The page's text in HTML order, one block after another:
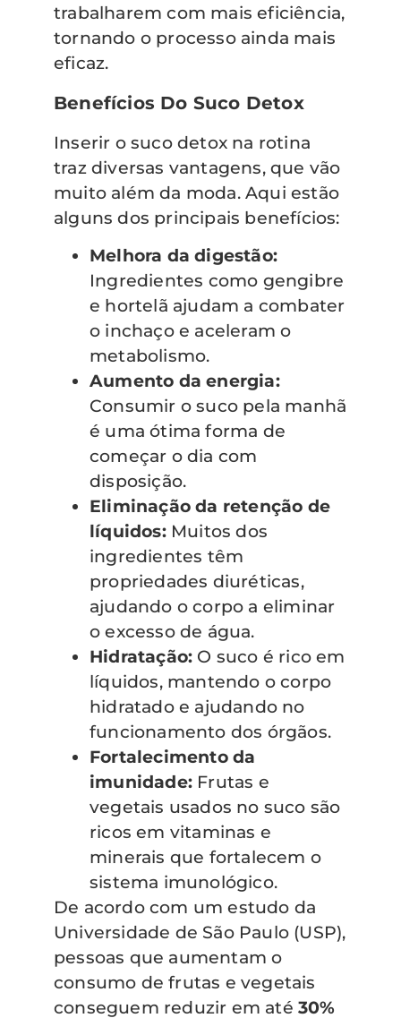
trabalharem com mais eficiência,
tornando o processo ainda mais
eficaz.
Benefícios Do Suco Detox
Inserir o suco detox na rotina
traz diversas vantagens, que vão
muito além da moda. Aqui estão
alguns dos principais benefícios:
Melhora da digestão:
Ingredientes como gengibre
e hortelã ajudam a combater
o inchaço e aceleram o
metabolismo.
Aumento da energia:
Consumir o suco pela manhã
é uma ótima forma de
começar o dia com
disposição.
Eliminação da retenção de
líquidos:Muitos dos
ingredientes têm
propriedades diuréticas,
ajudando o corpo a eliminar
o excesso de água.
Hidratação: O suco é rico em
líquidos, mantendo o corpo
hidratado e ajudando no
funcionamento dos órgãos.
Fortalecimento da
imunidade: Frutas e
vegetais usados no suco são
ricos em vitaminas e
minerais que fortalecem o
sistema imunológico.
De acordo com um estudo da
Universidade de São Paulo (USP),
pessoas que aumentam o
consumo de frutas e vegetais
conseguem reduzir em até 30%